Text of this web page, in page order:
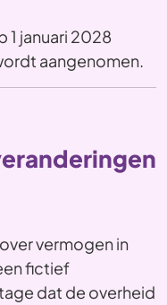
1 januari 2028
aangenomen.
vermogen in
fictief
dat de overheid